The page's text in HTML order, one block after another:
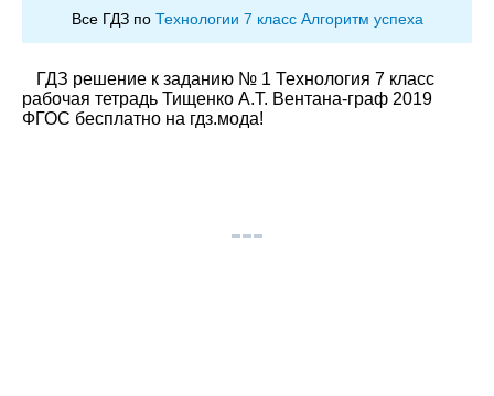
Все ГДЗ по Технологии 7 класс Алгоритм успеха
ГДЗ решение к заданию № 1 Технология 7 класс
рабочая тетрадь Тищенко А.Т. Вентана-граф 2019
ФГОС бесплатно на гдз.мода!